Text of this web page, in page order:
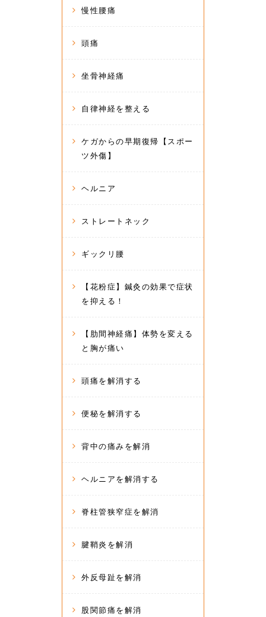
慢性腰痛
頭痛
坐骨神経痛
自律神経を整える
ケガからの早期復帰【スポー
ツ外傷】
ヘルニア
ストレートネック
ギックリ腰
【花粉症】鍼灸の効果で症状
を抑える！
【肋間神経痛】体勢を変える
と胸が痛い
頭痛を解消する
便秘を解消する
背中の痛みを解消
ヘルニアを解消する
脊柱管狭窄症を解消
腱鞘炎を解消
外反母趾を解消
股関節痛を解消